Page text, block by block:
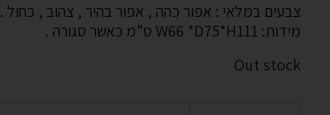
צבעים במלאי : אפור כהה , אפור בהיר , צהוב , כחול .
מידות: W66 *D75*H111 ס”מ כאשר סגורה .
Out stock